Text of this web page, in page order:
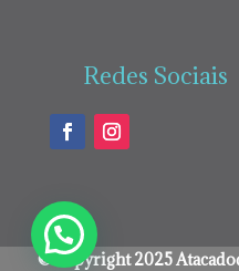
Redes Sociais
©Copyright 2025